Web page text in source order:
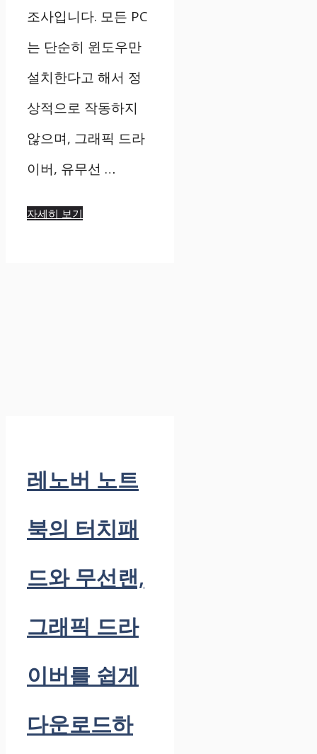
조사입니다. 모든 PC
는 단순히 윈도우만
설치한다고 해서 정
상적으로 작동하지
않으며, 그래픽 드라
이버, 유무선 …
자세히 보기
레노버 노트
북의 터치패
드와 무선랜,
그래픽 드라
이버를 쉽게
다운로드하